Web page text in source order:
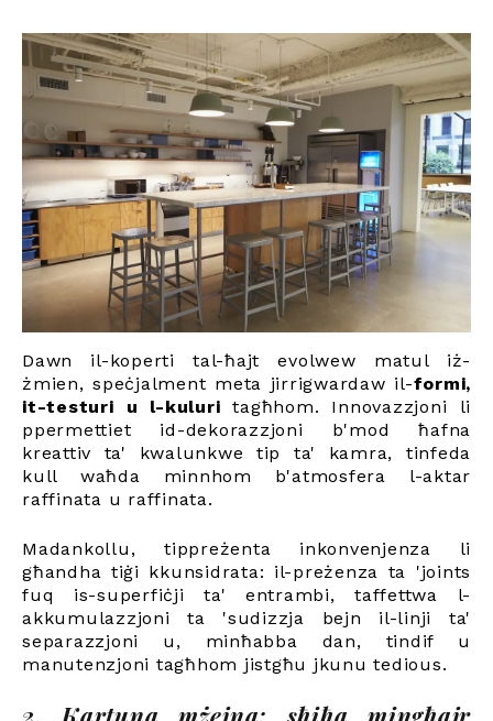
Dawn il-koperti tal-ħajt evolwew matul iż-
żmien, speċjalment meta jirrigwardaw il-formi,
it-testuri u l-kuluri tagħhom. Innovazzjoni li
ppermettiet id-dekorazzjoni b'mod ħafna
kreattiv ta' kwalunkwe tip ta' kamra, tinfeda
kull waħda minnhom b'atmosfera l-aktar
raffinata u raffinata.
Madankollu, tippreżenta inkonvenjenza li
għandha tiġi kkunsidrata: il-preżenza ta 'joints
fuq is-superfiċji ta' entrambi, taffettwa l-
akkumulazzjoni ta 'sudizzja bejn il-linji ta'
separazzjoni u, minħabba dan, tindif u
manutenzjoni tagħhom jistgħu jkunu tedious.
2. Kartuna mżejna: sħiħa mingħajr